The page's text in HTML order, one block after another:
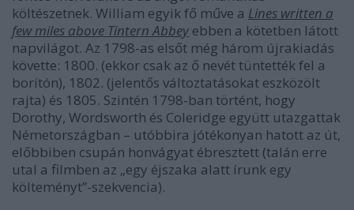
költészetnek. William egyik fő műve a Lines written a
few miles above Tintern Abbey ebben a kötetben látott
napvilágot. Az 1798-as elsőt még három újrakiadás
követte: 1800. (ekkor csak az ő nevét tüntették fel a
borítón), 1802. (jelentős változtatásokat eszközölt
rajta) és 1805. Szintén 1798-ban történt, hogy
Dorothy, Wordsworth és Coleridge együtt utazgattak
Németországban – utóbbira jótékonyan hatott az út,
előbbiben csupán honvágyat ébresztett (talán erre
utal a filmben az „egy éjszaka alatt írunk egy
költeményt”-szekvencia).